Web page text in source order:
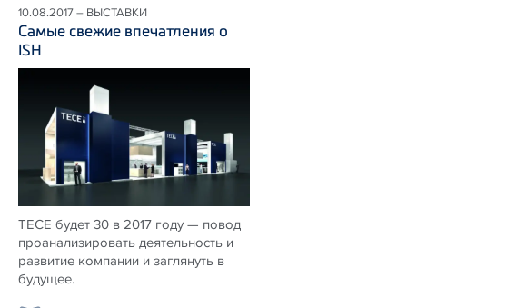
10.08.2017 – ВЫСТАВКИ
Самые свежие впечатления о
ISH
TECE будет 30 в 2017 году — повод
проанализировать деятельность и
развитие компании и заглянуть в
будущее.